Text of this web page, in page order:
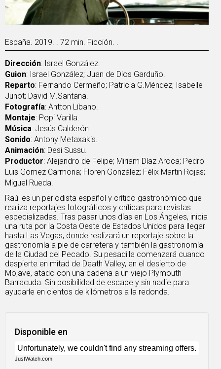
España. 2019. . 72 min. Ficción. .
Dirección: Israel González.
Guion: Israel González; Juan de Dios Garduño.
Reparto: Fernando Cermeño; Patricia G.Méndez; Isabelle
Junot; David M.Santana.
Fotografía: Antton Líbano.
Montaje: Popi Varilla.
Música: Jesús Calderón.
Sonido: Antony Metaxakis.
Animación: Desi Sussu.
Productor: Alejandro de Felipe; Miriam Díaz Aroca; Pedro
Luis Gomez Carmona; Floren González; Félix Martin Rojas;
Miguel Rueda.
Raúl es un periodista español y crítico gastronómico que
realiza reportajes fotográficos y críticas para revistas
especializadas. Tras pasar unos días en Los Ángeles, inicia
una ruta por la Costa Oeste de Estados Unidos para llegar
hasta Las Vegas, donde realizará un reportaje sobre la
gastronomía a pie de carretera y también la gastronomía
de la Ciudad del Pecado. Su pesadilla comenzará cuando
despierte en mitad de Death Valley, en el desierto de
Mojave, atado con una cadena a un viejo Plymouth
Barracuda. Sin posibilidad de escape y sin nadie para
ayudarle en cientos de kilómetros a la redonda.
Disponible en
JustWatch.com